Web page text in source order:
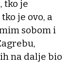
tko je
je ovo, a
sobom i
na dalje bio